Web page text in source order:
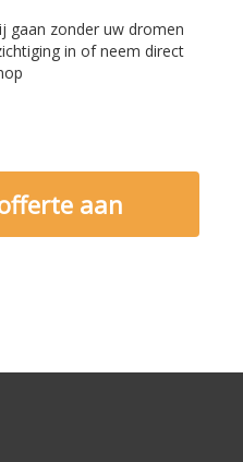
gaan zonder uw dromen
in of neem direct
aan